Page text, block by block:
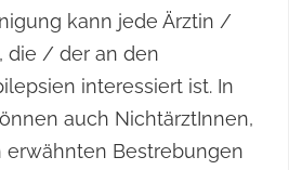
kann jede Ärztin /
die / der an den
interessiert ist. In
auch NichtärztInnen,
erwähnten Bestrebungen